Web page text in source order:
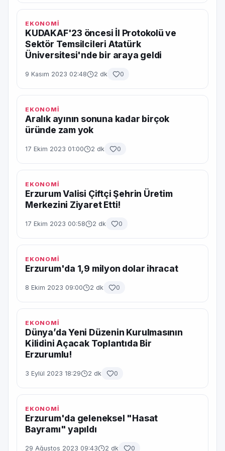
EKONOMİ
KUDAKAF'23 öncesi İl Protokolü ve
Sektör Temsilcileri Atatürk
Üniversitesi'nde bir araya geldi
9 Kasım 2023 02:48 2 dk 0
EKONOMİ
Aralık ayının sonuna kadar birçok
üründe zam yok
17 Ekim 2023 01:00 2 dk 0
EKONOMİ
Erzurum Valisi Çiftçi Şehrin Üretim
Merkezini Ziyaret Etti!
17 Ekim 2023 00:58 2 dk 0
EKONOMİ
Erzurum'da 1,9 milyon dolar ihracat
8 Ekim 2023 09:00 2 dk 0
EKONOMİ
Dünya’da Yeni Düzenin Kurulmasının
Kilidini Açacak Toplantıda Bir
Erzurumlu!
3 Eylül 2023 18:29 2 dk 0
EKONOMİ
Erzurum'da geleneksel "Hasat
Bayramı" yapıldı
29 Ağustos 2023 09:43 2 dk 0